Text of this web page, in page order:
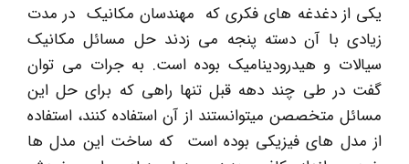
یکی از دغدغه های فکری که مهندسان مکانیک در مدت
زیادی با آن دسته پنجه می زدند حل مسائل مکانیک
سیالات و هیدرودینامیک بوده است. به جرات می توان
گفت در طی چند دهه قبل تنها راهی که برای حل این
مسائل متخصصن میتوانستند از آن استفاده کنند، استفاده
از مدل های فیزیکی بوده است که ساخت این مدل ها